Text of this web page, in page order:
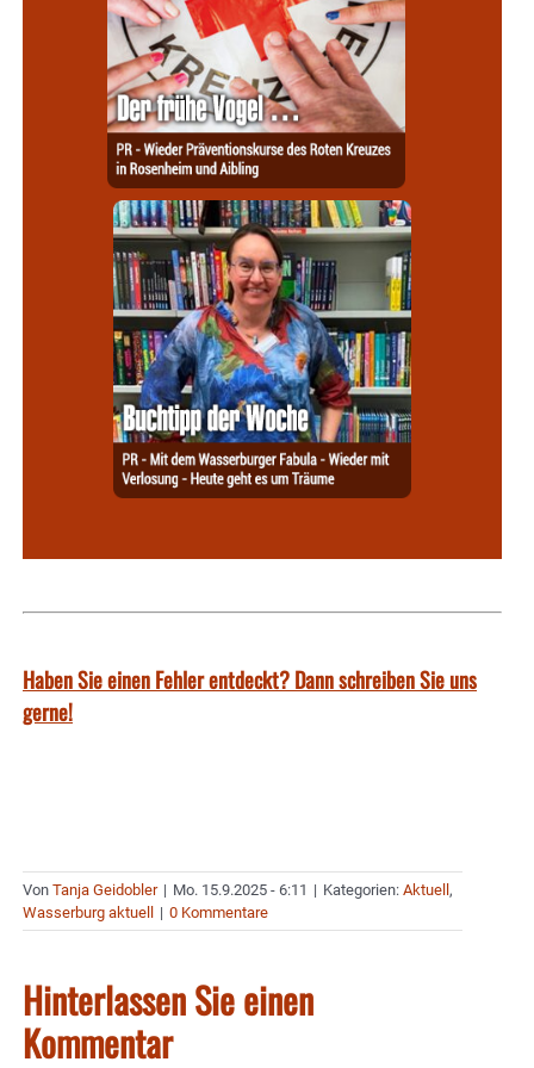
Haben Sie einen Fehler entdeckt? Dann schreiben Sie uns
gerne!
Von Tanja Geidobler | Mo. 15.9.2025 - 6:11 | Kategorien: Aktuell ,
Wasserburg aktuell
| 0 Kommentare
Hinterlassen Sie einen
Kommentar